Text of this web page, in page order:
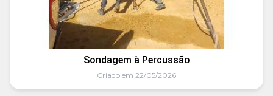
Sondagem à Percussão
Criado em 22/05/2026